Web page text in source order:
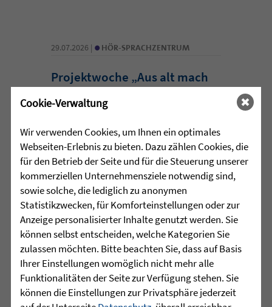
29.07.2026 | • HÖR-SPRACHZENTRUM
Projektwoche „Aus alt mach
neu“ und 25 Jahre
Sprachheilschule Biberach
Im Mai stand an der Sprachheilschule
Biberach alles im Zeichen des Umwelt-
und Klimaschutzes. Unter dem Motto
„Aus alt mach neu“ beschäftigten sich
die Schülerinnen und Schüler im
Rahmen einer Projektwoche intensiv
mit den Themen Müllvermeidung, ...
mehr lesen
Cookie-Verwaltung
Wir verwenden Cookies, um Ihnen ein optimales
Webseiten-Erlebnis zu bieten. Dazu zählen Cookies, die
für den Betrieb der Seite und für die Steuerung unserer
kommerziellen Unternehmensziele notwendig sind,
sowie solche, die lediglich zu anonymen
Statistikzwecken, für Komforteinstellungen oder zur
Anzeige personalisierter Inhalte genutzt werden. Sie
können selbst entscheiden, welche Kategorien Sie
zulassen möchten. Bitte beachten Sie, dass auf Basis
Ihrer Einstellungen womöglich nicht mehr alle
Funktionalitäten der Seite zur Verfügung stehen. Sie
können die Einstellungen zur Privatsphäre jederzeit